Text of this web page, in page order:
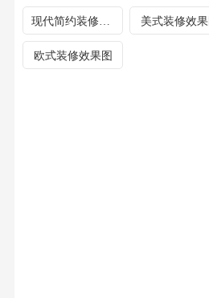
现代简约装修效果图 美式装修效果
欧式装修效果图